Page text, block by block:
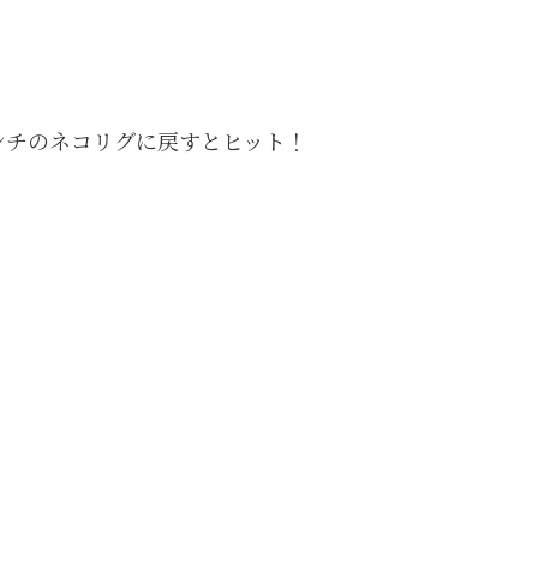
のネコリグに戻すとヒット！